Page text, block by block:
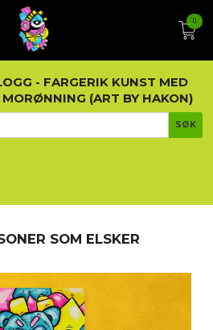
0
- FARGERIK KUNST MED
(ART BY HAKON)
SOM ELSKER